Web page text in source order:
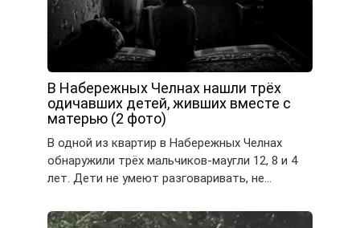
В Набережных Челнах нашли трёх
одичавших детей, живших вместе с
матерью (2 фото)
В одной из квартир в Набережных Челнах
обнаружили трёх мальчиков-маугли 12, 8 и 4
лет. Дети не умеют разговаривать, не…